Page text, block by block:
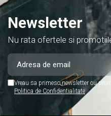
Newsletter
Nu rata ofertele si
Vreau sa primesc newsletter cu
Politica de Confidentialitate